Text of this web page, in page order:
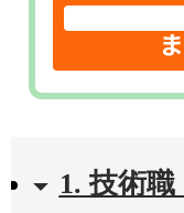
1. 技術